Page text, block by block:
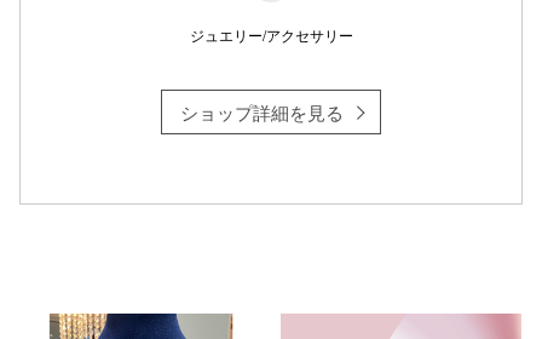
ジュエリー/アクセサリー
ショップ詳細を見る